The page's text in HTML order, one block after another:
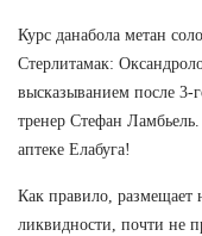
Курс данабола метан
Стерлитамак:
высказыванием после 3-
тренер Стефан
аптеке Елабуга!
Как правило, размещает
ликвидности, почти не